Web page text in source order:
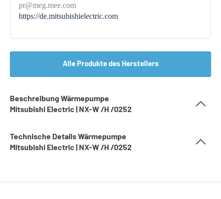
pr@meg.mee.com
https://de.mitsubishielectric.com
Alle Produkte des Herstellers
Beschreibung Wärmepumpe
Mitsubishi Electric | NX-W /H /0252
Technische Details Wärmepumpe
Mitsubishi Electric | NX-W /H /0252